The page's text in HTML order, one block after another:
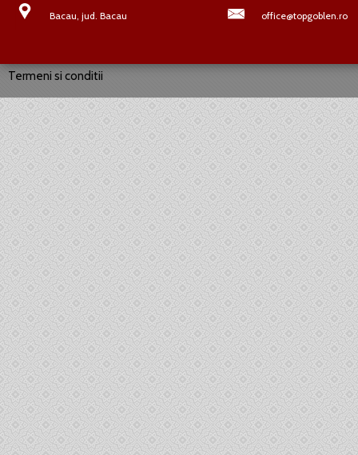
Bacau, jud. Bacau office@topgoblen.ro
Termeni si conditii